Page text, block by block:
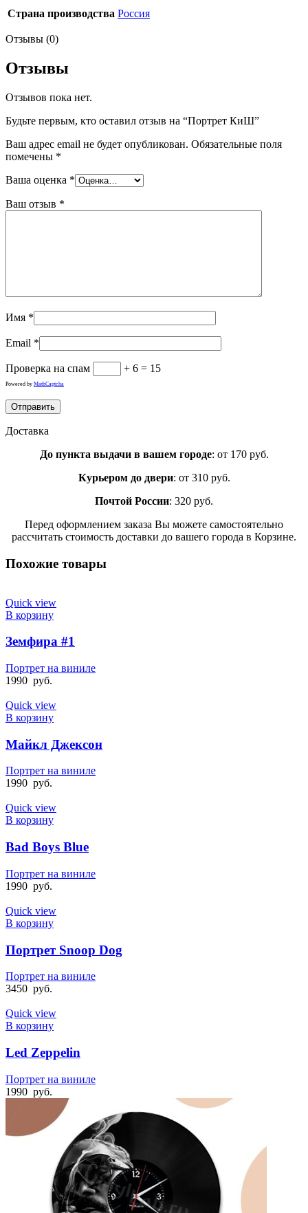
Страна производства Россия
Отзывы (0)
Отзывы
Отзывов пока нет.
Будьте первым, кто оставил отзыв на “Портрет КиШ”
Ваш адрес email не будет опубликован. Обязательные поля
помечены *
Ваша оценка *
Ваш отзыв *
Имя *
Email *
Проверка на спам + 6 = 15
Powered by MathCaptcha
Доставка
До пункта выдачи в вашем городе: от 170 руб.
Курьером до двери: от 310 руб.
Почтой России: 320 руб.
Перед оформлением заказа Вы можете самостоятельно
рассчитать стоимость доставки до вашего города в Корзине.
Похожие товары
Quick view
В корзину
Земфира #1
Портрет на виниле
1990 руб.
Quick view
В корзину
Майкл Джексон
Портрет на виниле
1990 руб.
Quick view
В корзину
Bad Boys Blue
Портрет на виниле
1990 руб.
Quick view
В корзину
Портрет Snoop Dog
Портрет на виниле
3450 руб.
Quick view
В корзину
Led Zeppelin
Портрет на виниле
1990 руб.